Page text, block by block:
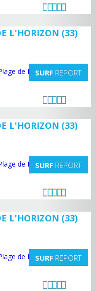
L'HORIZON (33)
SURF REPORT
L'HORIZON (33)
SURF REPORT
L'HORIZON (33)
SURF REPORT